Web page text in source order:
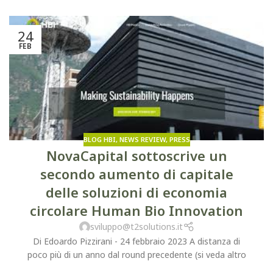
24
FEB
BLOG HBI, NEWS REVIEW, PRESS
NovaCapital sottoscrive un
secondo aumento di capitale
delle soluzioni di economia
circolare Human Bio Innovation
sviluppo@t2solutions.it
Di Edoardo Pizzirani - 24 febbraio 2023 A distanza di
poco più di un anno dal round precedente (si veda altro